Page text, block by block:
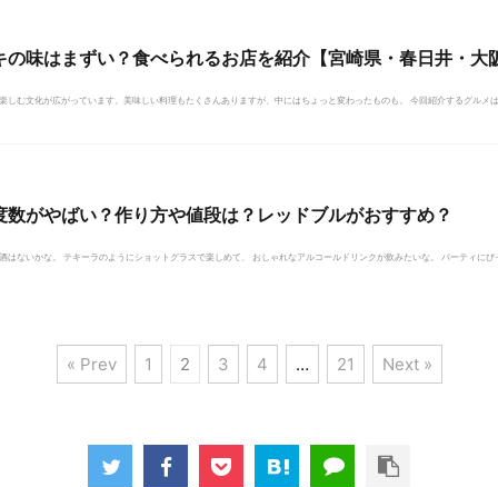
の味はまずい？食べられるお店を紹介【宮崎県・春日井・大
しむ文化が広がっています。美味しい料理もたくさんありますが、中にはちょっと変わったものも。 今回紹介するグルメ
数がやばい？作り方や値段は？レッドブルがおすすめ？
はないかな。 テキーラのようにショットグラスで楽しめて、 おしゃれなアルコールドリンクが飲みたいな。 パーティに
« Prev 1 2 3 4 … 21 Next »